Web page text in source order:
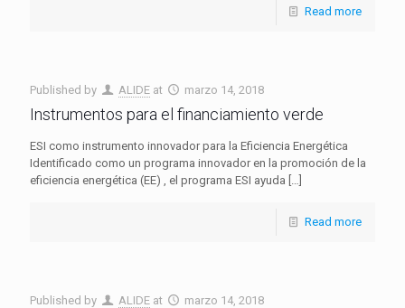
Read more
Published by ALIDE at marzo 14, 2018
Instrumentos para el financiamiento verde
ESI como instrumento innovador para la Eficiencia Energética
Identificado como un programa innovador en la promoción de la
eficiencia energética (EE) , el programa ESI ayuda […]
Read more
Published by ALIDE at marzo 14, 2018